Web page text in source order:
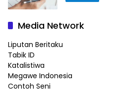
Media Network
Liputan Beritaku
Tabik ID
Katalistiwa
Megawe Indonesia
Contoh Seni